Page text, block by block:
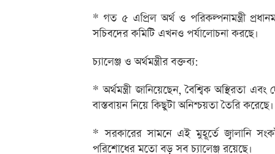
* গত ৫ এপ্রিল অর্থ ও পরিকল্পনামন্ত্রী
সচিবদের কমিটি এখনও পর্যালোচনা করছে।
চ্যালেঞ্জ ও অর্থমন্ত্রীর বক্তব্য:
* অর্থমন্ত্রী জানিয়েছেন, বৈশ্বিক অস্থিরতা
বাস্তবায়ন নিয়ে কিছুটা অনিশ্চয়তা তৈরি করেছে।
* সরকারের সামনে এই মুহূর্তে জ্বালানি
পরিশোধের মতো বড় সব চ্যালেঞ্জ রয়েছে।